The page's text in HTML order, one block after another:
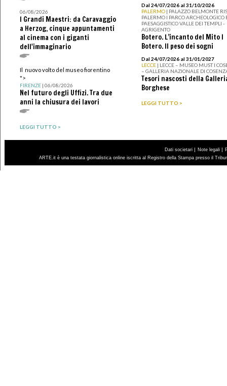
06/08/2026
I Grandi Maestri: da Caravaggio
a Herzog, cinque appuntamenti
al cinema con i giganti
dell'immaginario
Il nuovo volto del museo fiorentino
">
FIRENZE| 06/08/2026
Nel futuro degli Uffizi. Tra due
anni la chiusura dei lavori
LEGGI TUTTO >
Dal 24/07/2026 al 31/10/2026
PALERMO | PALAZZO BELMONTE
PALERMO I PARCO ARCHEOLOGICO
PAESAGGISTICO VALLE DEI TEMPLI -
AGRIGENTO
Botero. L’incanto del Mito I
Botero. Il peso dei sogni
Dal 24/07/2026 al 31/01/2027
LECCE | LECCE – MUSEO MUST I
– GALLERIA NAZIONALE DI
Tesori nascosti della
Borghese
LEGGI TUTTO >
Dati societari | Note legali |
ARTE.it è una testata giornalistica online iscritta al Registro della Stampa presso il